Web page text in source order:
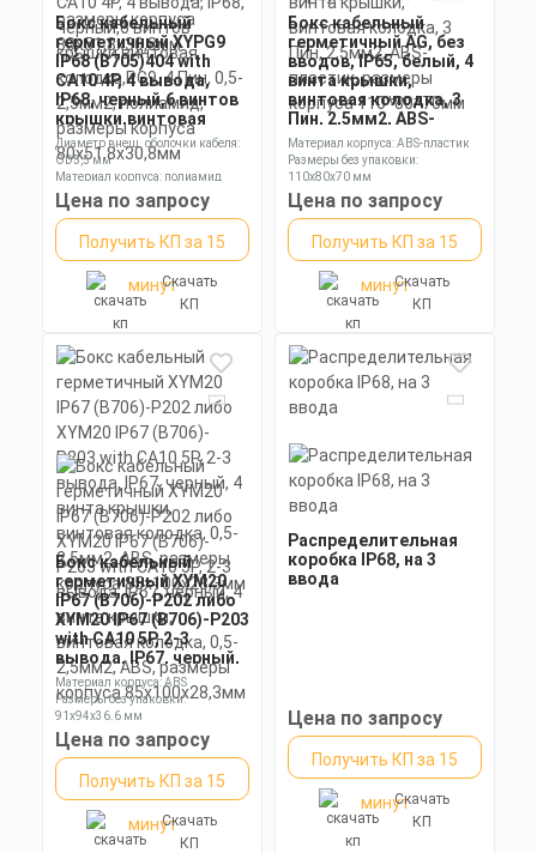
Бокс кабельный
герметичный XYPG9
IP68 (B705)404 with
CA10 4P, 4 вывода,
IP68, черный,6 винтов
крышки,винтовая
колодка,PG9, 4 Пин,
0,5-2,5мм2, полиамид,
размеры корпуса
80х51,8х30,8мм
Диаметр внеш. оболочки кабеля:
OD5,5 мм
Материал корпуса: полиамид
Размеры без упаковки:
51х26х21.8 мм
Цена по запросу
Получить КП за 15
минутСкачать
КП
Бокс кабельный
герметичный AG, без
вводов, IP65, белый, 4
винта крышки,
винтовая колодка, 3
Пин, 2,5мм2, ABS-
пластик, размеры
корпуса 110*80*70мм
Материал корпуса: ABS-пластик
Размеры без упаковки:
110х80х70 мм
Степень пылевлагозащиты: IP65
Цена по запросу
Получить КП за 15
минутСкачать
КП
Бокс кабельный
герметичный XYM20
IP67 (B706)-P202 либо
XYM20 IP67 (B706)-P203
with CA10 5P, 2-3
вывода, IP67, черный,
4 винта крышки,
винтовая колодка,
0,5-2,5мм2, ABS,
размеры корпуса
85х100х28,3мм
Материал корпуса: ABS
Размеры без упаковки:
91x94x36.6 мм
Степень пылевлагозащиты: IP68
Цена по запросу
Получить КП за 15
минутСкачать
КП
Распределительная
коробка IP68, на 3
ввода
Цена по запросу
Получить КП за 15
минутСкачать
КП